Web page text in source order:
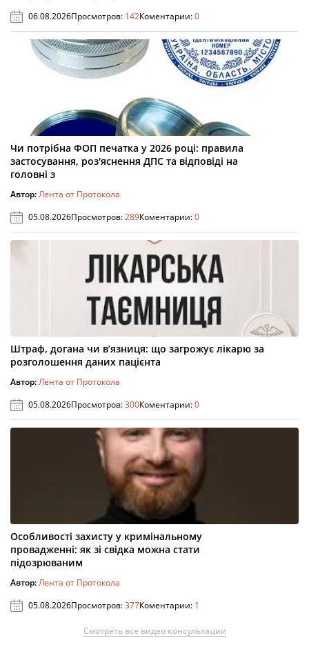
06.08.2026Просмотров: 142Коментарии:0
Чи потрібна ФОП печатка у 2026 році: правила
застосування, роз'яснення ДПС та відповіді на
головні з
Автор:Лента от Протокола
05.08.2026Просмотров:289Коментарии:0
Штраф, догана чи в’язниця: що загрожує лікарю за
розголошення даних пацієнта
Автор:Лента от Протокола
05.08.2026Просмотров:300Коментарии:0
Особливості захисту у кримінальному
провадженні: як зі свідка можна стати
підозрюваним
Автор:Лента от Протокола
05.08.2026Просмотров:377Коментарии: 1
Смотреть все видео консультации